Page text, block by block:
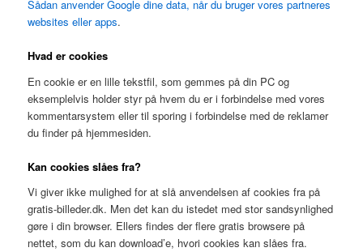
Sådan anvender Google dine data, når du bruger vores partneres
websites eller apps.
Hvad er cookies
En cookie er en lille tekstfil, som gemmes på din PC og
eksemplelvis holder styr på hvem du er i forbindelse med vores
kommentarsystem eller til sporing i forbindelse med de reklamer
du finder på hjemmesiden.
Kan cookies slåes fra?
Vi giver ikke mulighed for at slå anvendelsen af cookies fra på
gratis-billeder.dk. Men det kan du istedet med stor sandsynlighed
gøre i din browser. Ellers findes der flere gratis browsere på
nettet, som du kan download’e, hvori cookies kan slåes fra.